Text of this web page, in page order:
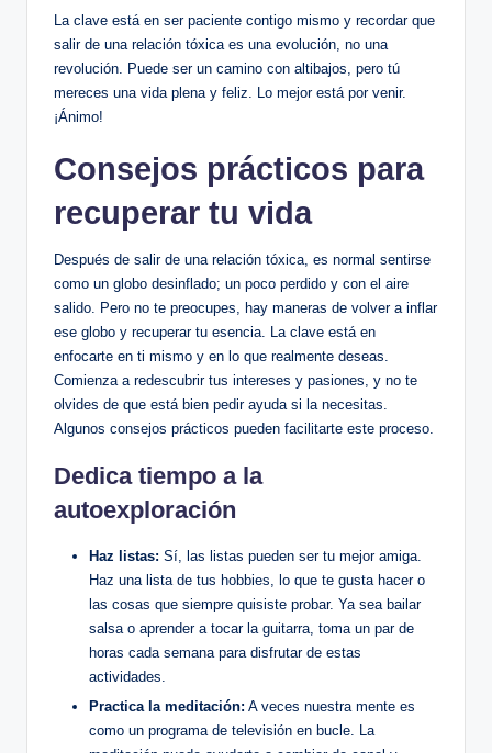
La clave está​ en ser paciente contigo mismo y ‍recordar que
salir de una⁣ relación​ tóxica ⁣es una evolución, no una
revolución. Puede ser un ​camino con altibajos, pero tú
mereces una vida plena y feliz. Lo mejor está por ‌venir.
¡Ánimo!
Consejos⁣ prácticos ‌para
recuperar ⁤tu ⁤vida
Después de salir de una‌ relación tóxica, es normal ‌sentirse
como ⁣un ‌globo desinflado; un poco perdido y con el aire
⁣salido. Pero no te preocupes, hay maneras de volver a inflar
⁢ese globo y recuperar tu esencia. La clave está en
enfocarte en​ ti⁣ mismo y en lo que realmente deseas. ​
Comienza a redescubrir tus intereses ‌y pasiones,‌ y no te
‍olvides de que está bien pedir ayuda​ si ⁤la⁤ necesitas.
Algunos​ consejos prácticos pueden facilitarte ‌este proceso.
Dedica tiempo a la⁣
autoexploración
Haz ⁣listas: Sí, las listas‍ pueden ⁢ser tu ‍mejor amiga.
Haz una lista de tus hobbies, ⁢lo que te⁤ gusta⁤ hacer o
las cosas que siempre quisiste probar. Ya sea bailar
salsa⁤ o ‍aprender a tocar‌ la guitarra, toma un​ par‍ de
horas cada semana para disfrutar de estas
actividades.
Practica‍ la meditación: A veces nuestra mente⁢ es‍
como un programa de⁢ televisión en bucle. La